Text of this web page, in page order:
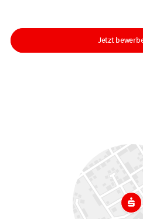
Jetzt